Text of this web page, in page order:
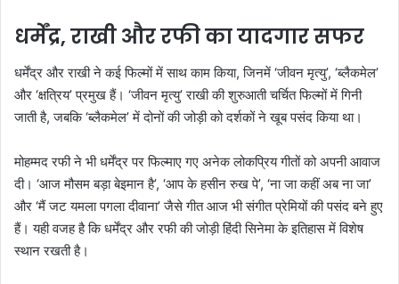
धर्मेंद्र, राखी और रफी का यादगार सफर
धर्मेंद्र और राखी ने कई फिल्मों में साथ काम किया, जिनमें ‘जीवन मृत्यु’, ‘ब्लैकमेल’
और ‘क्षत्रिय’ प्रमुख हैं। ‘जीवन मृत्यु’ राखी की शुरुआती चर्चित फिल्मों में गिनी
जाती है, जबकि ‘ब्लैकमेल’ में दोनों की जोड़ी को दर्शकों ने खूब पसंद किया था।
मोहम्मद रफी ने भी धर्मेंद्र पर फिल्माए गए अनेक लोकप्रिय गीतों को अपनी आवाज
दी। ‘आज मौसम बड़ा बेइमान है’, ‘आप के हसीन रुख पे’, ‘ना जा कहीं अब ना जा’
और ‘मैं जट यमला पगला दीवाना’ जैसे गीत आज भी संगीत प्रेमियों की पसंद बने हुए
हैं। यही वजह है कि धर्मेंद्र और रफी की जोड़ी हिंदी सिनेमा के इतिहास में विशेष
स्थान रखती है।